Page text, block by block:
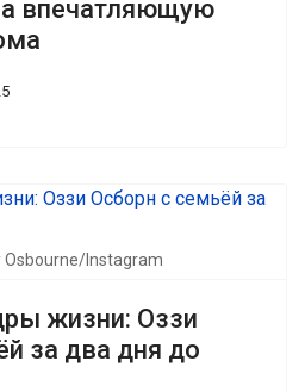
впечатляющую
Osbourne/Instagram
жизни: Оззи
за два дня до